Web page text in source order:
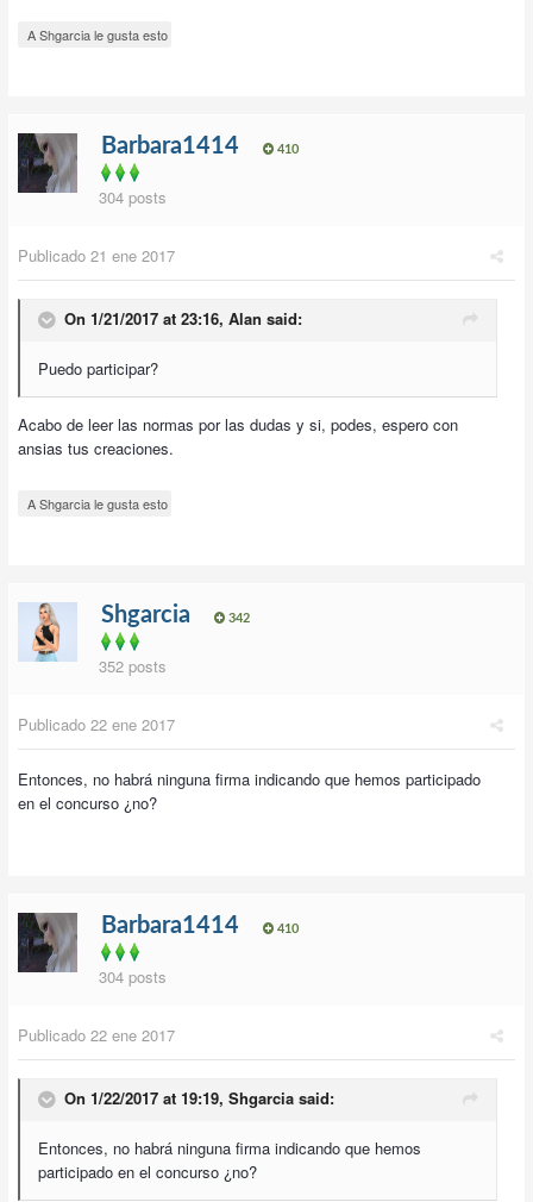
A Shgarcia le gusta esto
Barbara1414 410
304 posts
Publicado 21 ene 2017
On 1/21/2017 at 23:16, Alan said:
Puedo participar?
Acabo de leer las normas por las dudas y si, podes, espero con
ansias tus creaciones.
A Shgarcia le gusta esto
Shgarcia 342
352 posts
Publicado 22 ene 2017
Entonces, no habrá ninguna firma indicando que hemos participado
en el concurso ¿no?
Barbara1414 410
304 posts
Publicado 22 ene 2017
On 1/22/2017 at 19:19, Shgarcia said:
Entonces, no habrá ninguna firma indicando que hemos
participado en el concurso ¿no?